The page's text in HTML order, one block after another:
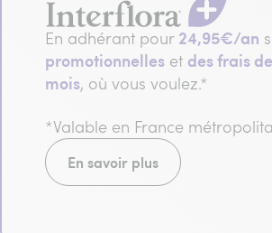
En adhérant pour 24,95€/an
promotionnelles et des frais
mois, où vous voulez.*
*Valable en France
En savoir plus